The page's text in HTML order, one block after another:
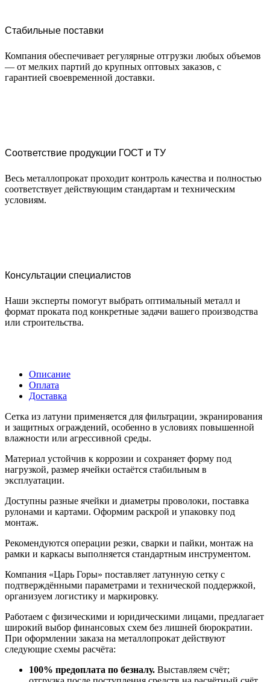
Стабильные поставки
Компания обеспечивает регулярные отгрузки любых объемов
— от мелких партий до крупных оптовых заказов, с
гарантией своевременной доставки.
Соответствие продукции ГОСТ и ТУ
Весь металлопрокат проходит контроль качества и полностью
соответствует действующим стандартам и техническим
условиям.
Консультации специалистов
Наши эксперты помогут выбрать оптимальный металл и
формат проката под конкретные задачи вашего производства
или строительства.
Описание
Оплата
Доставка
Сетка из латуни применяется для фильтрации, экранирования
и защитных ограждений, особенно в условиях повышенной
влажности или агрессивной среды.
Материал устойчив к коррозии и сохраняет форму под
нагрузкой, размер ячейки остаётся стабильным в
эксплуатации.
Доступны разные ячейки и диаметры проволоки, поставка
рулонами и картами. Оформим раскрой и упаковку под
монтаж.
Рекомендуются операции резки, сварки и пайки, монтаж на
рамки и каркасы выполняется стандартным инструментом.
Компания «Царь Горы» поставляет латунную сетку с
подтверждёнными параметрами и технической поддержкой,
организуем логистику и маркировку.
Работаем с физическими и юридическими лицами, предлагает
широкий выбор финансовых схем без лишней бюрократии.
При оформлении заказа на металлопрокат действуют
следующие схемы расчёта:
100% предоплата по безналу. Выставляем счёт;